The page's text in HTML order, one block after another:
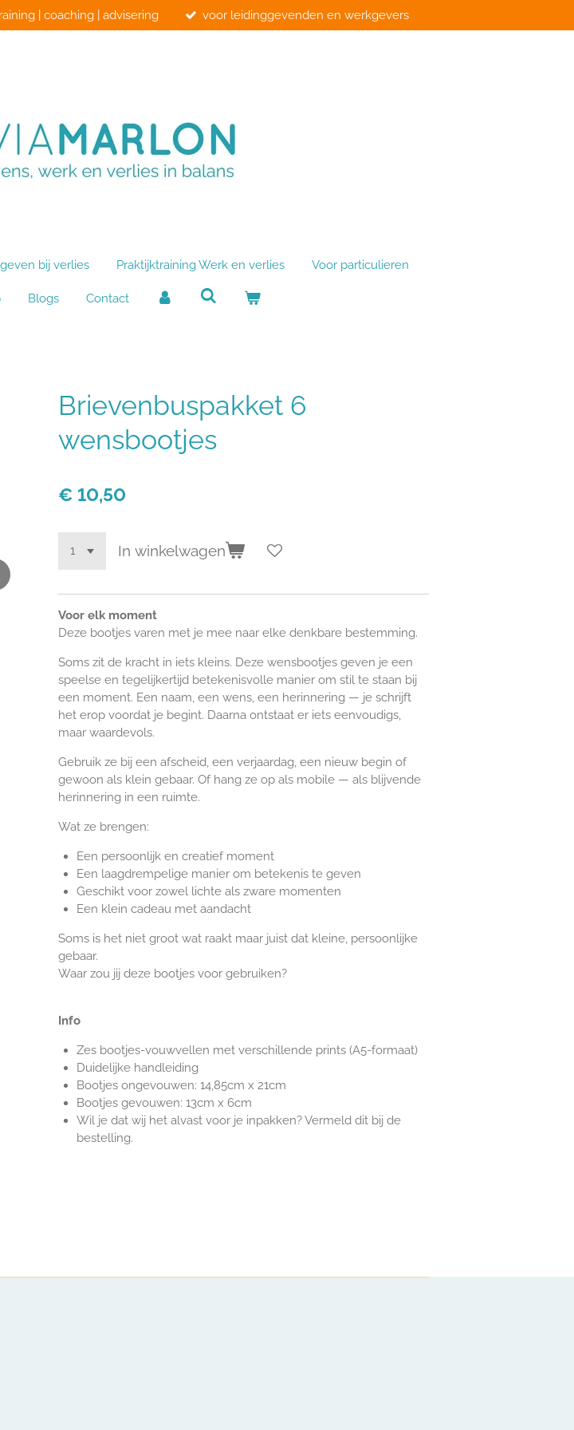
| coaching | advisering voor leidinggevenden en werkgevers
bij verlies Praktijktraining Werk en verlies Voor particulieren
Blogs Contact
Brievenbuspakket 6
wensbootjes
€ 10,50
In winkelwagen
Voor elk moment
Deze bootjes varen met je mee naar elke denkbare bestemming.
Soms zit de kracht in iets kleins. Deze wensbootjes geven je een
speelse en tegelijkertijd betekenisvolle manier om stil te staan bij
een moment. Een naam, een wens, een herinnering — je schrijft
het erop voordat je begint. Daarna ontstaat er iets eenvoudigs,
maar waardevols.
Gebruik ze bij een afscheid, een verjaardag, een nieuw begin of
gewoon als klein gebaar. Of hang ze op als mobile — als blijvende
herinnering in een ruimte.
Wat ze brengen:
Een persoonlijk en creatief moment
Een laagdrempelige manier om betekenis te geven
Geschikt voor zowel lichte als zware momenten
Een klein cadeau met aandacht
Soms is het niet groot wat raakt maar juist dat kleine, persoonlijke
gebaar.
Waar zou jij deze bootjes voor gebruiken?
Info
Zes bootjes-vouwvellen met verschillende prints (A5-formaat)
Duidelijke handleiding
Bootjes ongevouwen: 14,85cm x 21cm
Bootjes gevouwen: 13cm x 6cm
Wil je dat wij het alvast voor je inpakken? Vermeld dit bij de
bestelling.